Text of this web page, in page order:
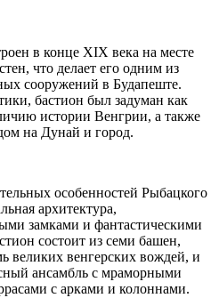
в конце XIX века на месте
что делает его одним из
сооружений в Будапеште.
бастион был задуман как
истории Венгрии, а также
на Дунай и город.
особенностей Рыбацкого
архитектура,
замками и фантастическими
состоит из семи башен,
великих венгерских вождей, и
ансамбль с мраморными
с арками и колоннами.